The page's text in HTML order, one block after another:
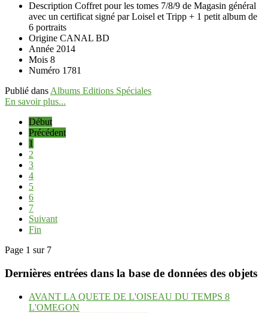
Description Coffret pour les tomes 7/8/9 de Magasin général
avec un certificat signé par Loisel et Tripp + 1 petit album de
6 portraits
Origine CANAL BD
Année 2014
Mois 8
Numéro 1781
Publié dans Albums Editions Spéciales
En savoir plus...
Début
Précédent
1
2
3
4
5
6
7
Suivant
Fin
Page 1 sur 7
Dernières entrées dans la base de données des objets
AVANT LA QUETE DE L'OISEAU DU TEMPS 8
L'OMEGON